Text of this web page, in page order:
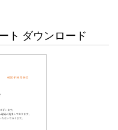
ト ダウンロード